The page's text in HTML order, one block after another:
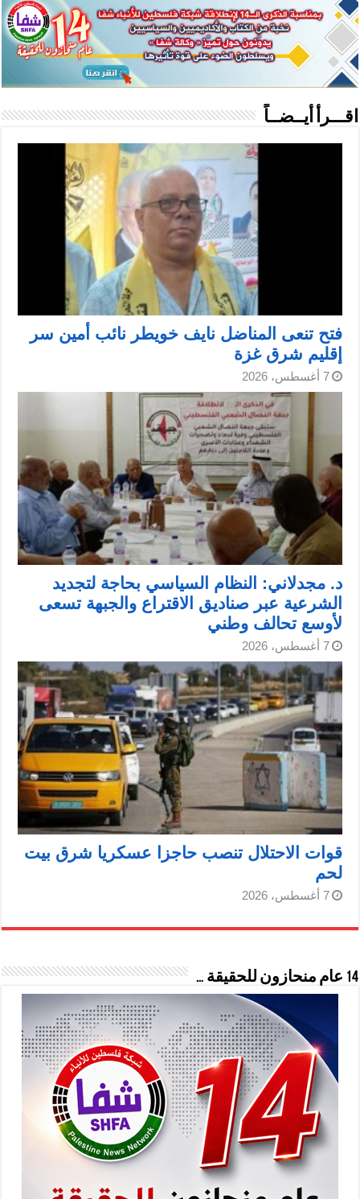
اقـــرأ أيــضــاً
فتح تنعى المناضل نايف خويطر نائب أمين سر
إقليم شرق غزة
7 أغسطس، 2026
د. مجدلاني: النظام السياسي بحاجة لتجديد
الشرعية عبر صناديق الاقتراع والجبهة تسعى
لأوسع تحالف وطني
7 أغسطس، 2026
قوات الاحتلال تنصب حاجزا عسكريا شرق بيت
لحم
7 أغسطس، 2026
14 عام منحازون للحقيقة …